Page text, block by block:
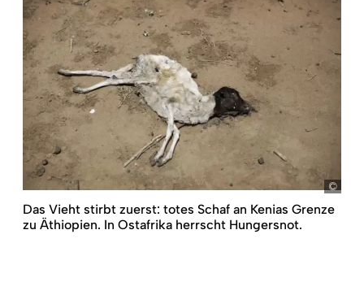
Das Vieht stirbt zuerst: totes Schaf an Kenias Grenze
zu Äthiopien. In Ostafrika herrscht Hungersnot.